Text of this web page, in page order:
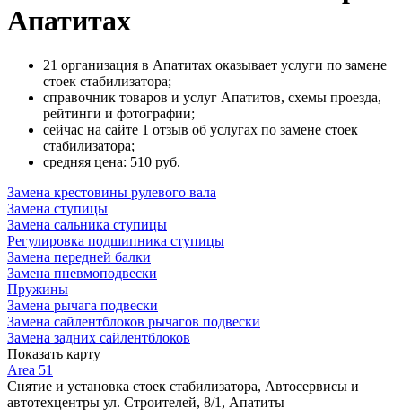
Апатитах
21 организация в Апатитах оказывает услуги по замене
стоек стабилизатора;
справочник товаров и услуг Апатитов, схемы проезда,
рейтинги и фотографии;
сейчас на сайте 1 отзыв об услугах по замене стоек
стабилизатора;
cредняя цена: 510 руб.
Замена крестовины рулевого вала
Замена ступицы
Замена сальника ступицы
Регулировка подшипника ступицы
Замена передней балки
Замена пневмоподвески
Пружины
Замена рычага подвески
Замена сайлентблоков рычагов подвески
Замена задних сайлентблоков
Показать карту
Area 51
Снятие и установка стоек стабилизатора, Автосервисы и
автотехцентры ул. Строителей, 8/1, Апатиты